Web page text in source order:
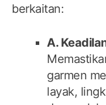
berkaitan:
A.
garmen
layak,